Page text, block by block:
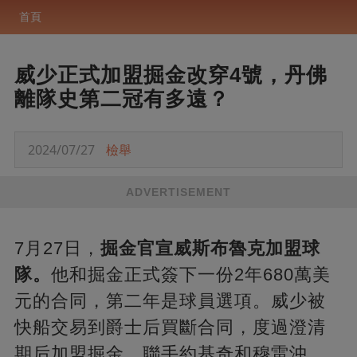
首頁
威少正式加盟掘金改穿4號，丹佛
離隊史第二冠有多遠？
2024/07/27 檢舉
ADVERTISEMENT
7月27日， 掘金官宣威斯布魯克加盟球
隊。 他和掘金正式簽下一份2年680萬美
元的合同，第二年是球員選項。威少被
快船交易到爵士后買斷合同，度過澄清